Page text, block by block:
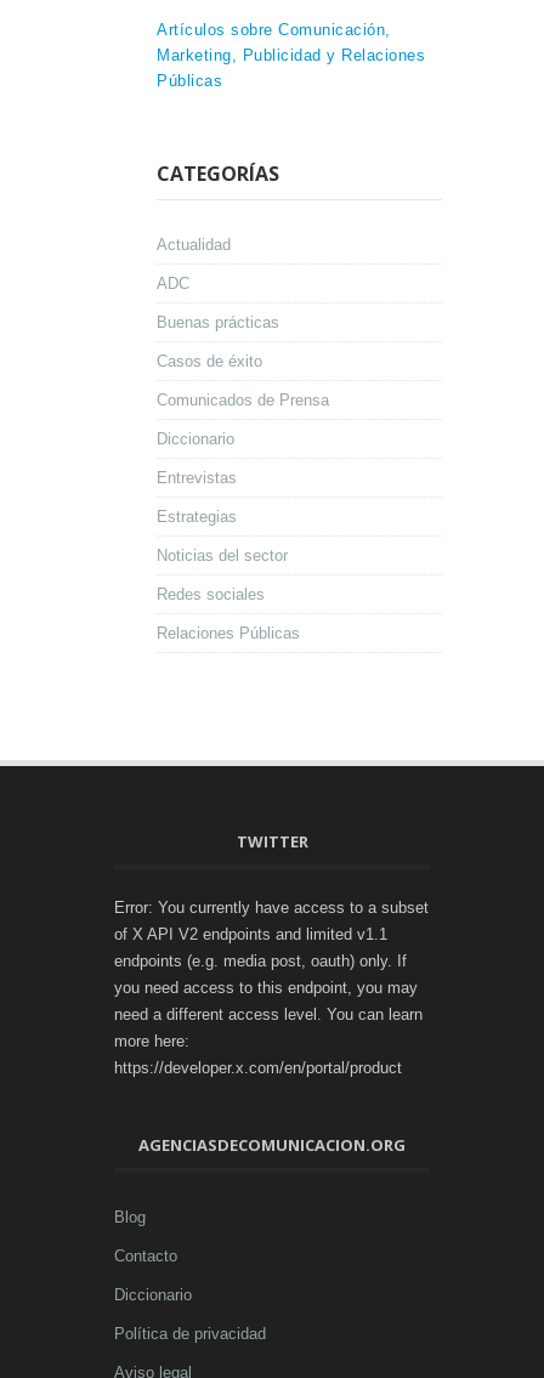
Artículos sobre Comunicación,
Marketing, Publicidad y Relaciones
Públicas
CATEGORÍAS
Actualidad
ADC
Buenas prácticas
Casos de éxito
Comunicados de Prensa
Diccionario
Entrevistas
Estrategias
Noticias del sector
Redes sociales
Relaciones Públicas
TWITTER
Error: You currently have access to a subset
of X API V2 endpoints and limited v1.1
endpoints (e.g. media post, oauth) only. If
you need access to this endpoint, you may
need a different access level. You can learn
more here:
https://developer.x.com/en/portal/product
AGENCIASDECOMUNICACION.ORG
Blog
Contacto
Diccionario
Política de privacidad
Aviso legal